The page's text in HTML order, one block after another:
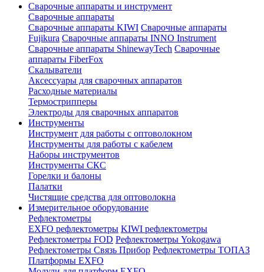
Сварочные аппараты и инструмент
Сварочные аппараты
Сварочные аппараты KIWI Сварочные аппараты
Fujikura Сварочные аппараты INNO Instrument
Сварочные аппараты ShinewayTech Cварочные
аппараты FiberFox
Скалыватели
Аксессуары для сварочных аппаратов
Расходные материалы
Термострипперы
Электроды для сварочных аппаратов
Инструменты
Инструмент для работы с оптоволокном
Инструменты для работы с кабелем
Наборы инструментов
Инструменты СКС
Горелки и балоны
Палатки
Чистящие средства для оптоволокна
Измерительное оборудование
Рефлектометры
EXFO рефлектометры KIWI рефлектометры
Рефлектометры FOD Рефлектометры Yokogawa
Рефлектометры Связь Прибор Рефлектометры ТОПАЗ
Платформы EXFO